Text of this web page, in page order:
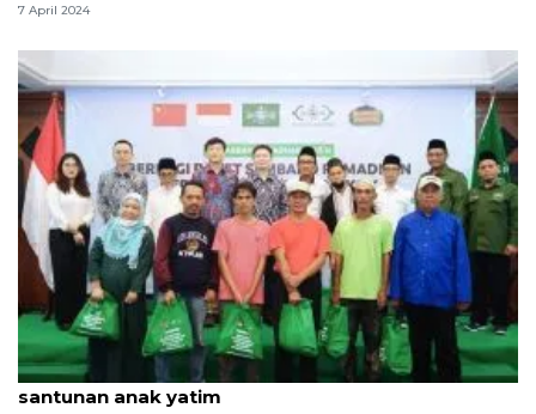
7 April 2024
Kedubes China salurkan 1.000 paket sembako dan
santunan anak yatim